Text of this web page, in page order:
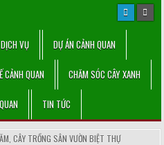
DỊCH VỤ DỰ ÁN CẢNH QUAN
CẢNH QUAN CHĂM SÓC CÂY XANH
TIN TỨC
CÂY TRỒNG SÂN VƯỜN BIỆT THỰ